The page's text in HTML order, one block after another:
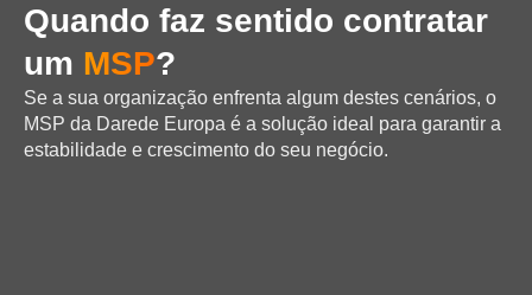
Quando faz sentido contratar
um MSP?
Se a sua organização enfrenta algum destes cenários, o
MSP da Darede Europa é a solução ideal para garantir a
estabilidade e crescimento do seu negócio.